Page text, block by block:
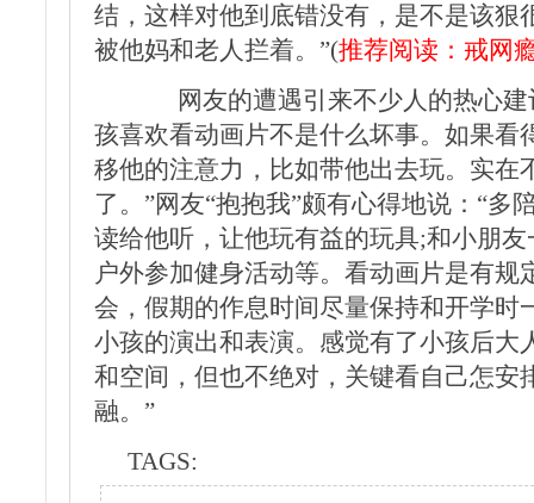
结，这样对他到底错没有，是不是该狠
被他妈和老人拦着。”(推荐阅读： 戒网
网友的遭遇引来不少人的热心建
孩喜欢看动画片不是什么坏事。如果看
移他的注意力，比如带他出去玩。实在
了。”网友“抱抱我”颇有心得地说：“多
读给他听，让他玩有益的玩具;和小朋
户外参加健身活动等。看动画片是有规
会，假期的作息时间尽量保持和开学时
小孩的演出和表演。感觉有了小孩后大
和空间，但也不绝对，关键看自己怎安
融。”
TAGS: